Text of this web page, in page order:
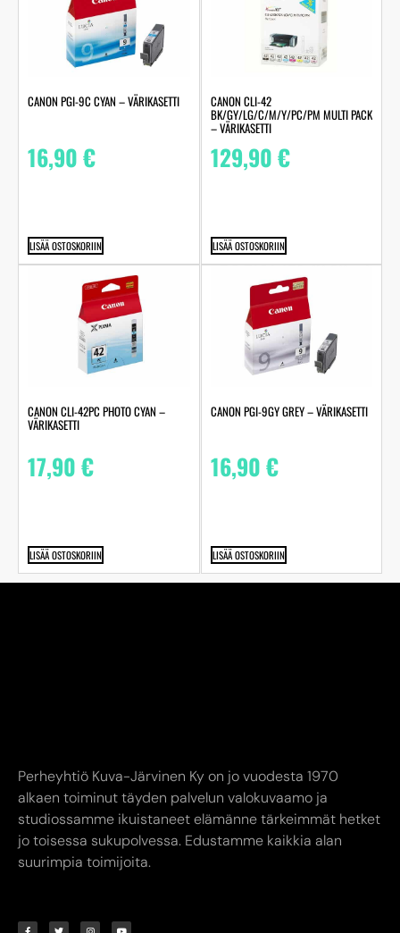
CANON PGI-9C CYAN – VÄRIKASETTI
16,90€
LISÄÄ OSTOSKORIIN
CANON CLI-42
BK/GY/LG/C/M/Y/PC/PM MULTI PACK
– VÄRIKASETTI
129,90€
LISÄÄ OSTOSKORIIN
CANON CLI-42PC PHOTO CYAN –
VÄRIKASETTI
17,90€
LISÄÄ OSTOSKORIIN
CANON PGI-9GY GREY – VÄRIKASETTI
16,90€
LISÄÄ OSTOSKORIIN
Perheyhtiö Kuva-Järvinen Ky on jo vuodesta 1970
alkaen toiminut täyden palvelun valokuvaamo ja
studiossamme ikuistaneet elämänne tärkeimmät hetket
jo toisessa sukupolvessa. Edustamme kaikkia alan
suurimpia toimijoita.